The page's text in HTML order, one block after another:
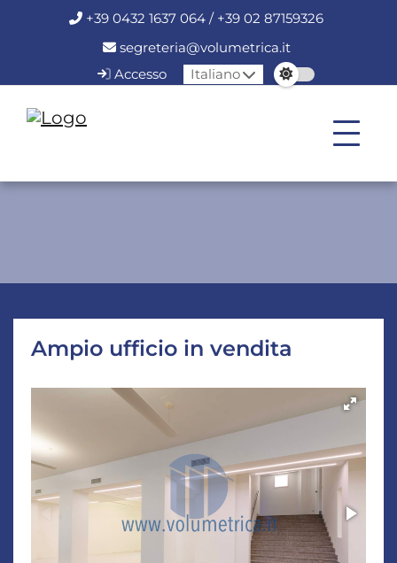
+39 0432 1637 064 / +39 02 87159326
segreteria@volumetrica.it
Accesso
Italiano
Ampio ufficio in vendita